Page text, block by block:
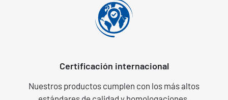
Certificación internacional
Nuestros productos cumplen con los más altos